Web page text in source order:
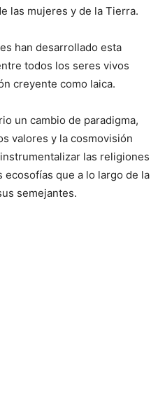
las mujeres y de la Tierra.
han desarrollado esta
todos los seres vivos
creyente como laica.
un cambio de paradigma,
valores y la cosmovisión
las religiones
que a lo largo de la
semejantes.